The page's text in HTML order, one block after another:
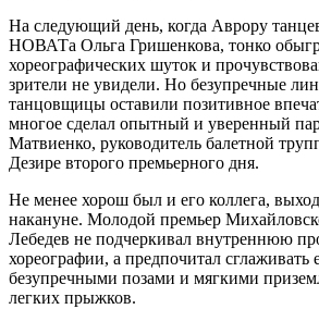
На следующий день, когда Аврору
НОВАТа Ольга Гришенкова, тонко
хореографических шуток и
зрители не увидели. Но безупречные
танцовщицы оставили позитивное
многое сделал опытный и уверенный
Матвиенко, руководитель балетной
Дезире второго премьерного дня.
Не менее хорош был и его коллега,
накануне. Молодой премьер
Лебедев не подчеркивал внутреннюю
хореографии, а предпочитал сглаживать
безупречными позами и мягкими
легких прыжков.